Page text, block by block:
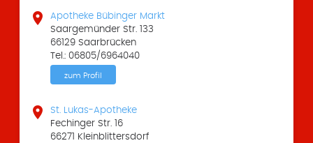

Apotheke Bübinger Markt
Saargemünder Str. 133
66129 Saarbrücken
Tel.: 06805/6964040
zum Profil

St. Lukas-Apotheke
Fechinger Str. 16
66271 Kleinblittersdorf